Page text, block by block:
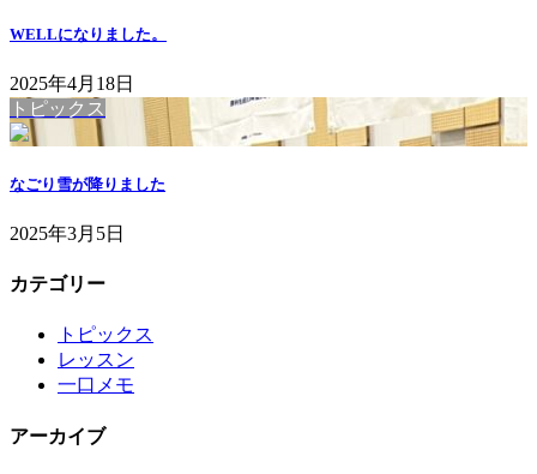
WELLになりました。
2025年4月18日
トピックス
なごり雪が降りました
2025年3月5日
カテゴリー
トピックス
レッスン
一口メモ
アーカイブ